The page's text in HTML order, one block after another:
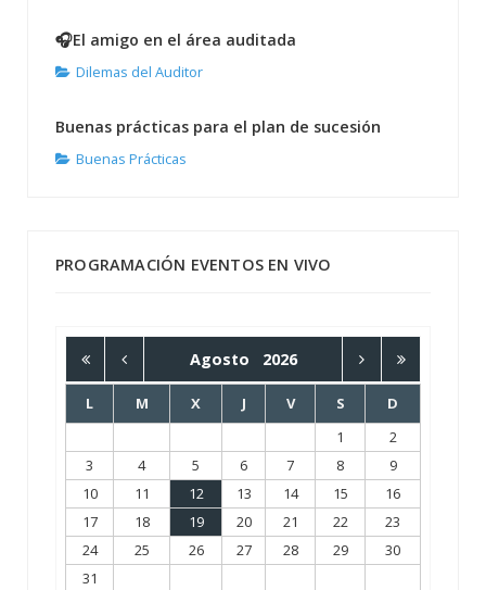
🎧El amigo en el área auditada
Dilemas del Auditor
Buenas prácticas para el plan de sucesión
Buenas Prácticas
PROGRAMACIÓN EVENTOS EN VIVO
Agosto 2026
L M X J V S
D
1
2
3
4 5 6 7 8
9
10
11 12 13 14 15
16
17
18 19 20 21 22
23
24
25 26 27 28 29
30
31